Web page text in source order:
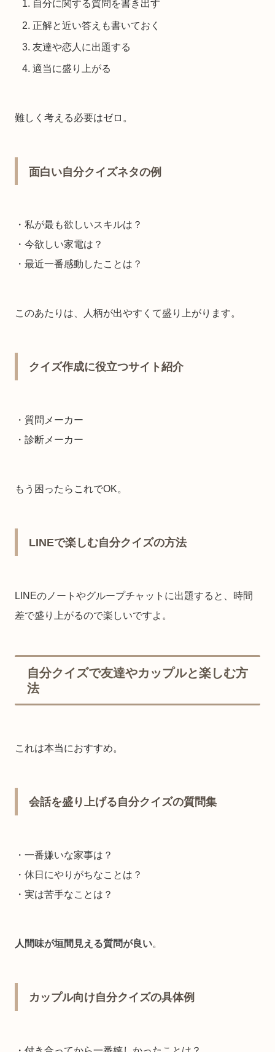
自分に関する質問を書き出す
正解と近い答えも書いておく
友達や恋人に出題する
適当に盛り上がる
難しく考える必要はゼロ。
面白い自分クイズネタの例
・私が最も欲しいスキルは？
・今欲しい家電は？
・最近一番感動したことは？
このあたりは、人柄が出やすくて盛り上がります。
クイズ作成に役立つサイト紹介
・質問メーカー
・診断メーカー
もう困ったらこれでOK。
LINEで楽しむ自分クイズの方法
LINEのノートやグループチャットに出題すると、時間
差で盛り上がるので楽しいですよ。
自分クイズで友達やカップルと楽しむ方
法
これは本当におすすめ。
会話を盛り上げる自分クイズの質問集
・一番嫌いな家事は？
・休日にやりがちなことは？
・実は苦手なことは？
人間味が垣間見える質問が良い。
カップル向け自分クイズの具体例